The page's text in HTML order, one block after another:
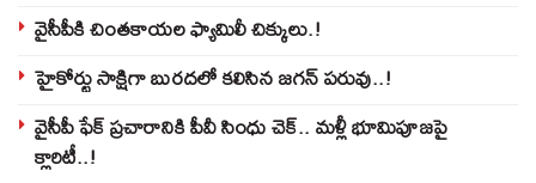
వైసీపీకి చింతకాయల ఫ్యామిలీ చిక్కులు.!
హైకోర్టు సాక్షిగా బురదలో కలిసిన జగన్ పరువు..!
వైసీపీ ఫేక్ ప్రచారానికి పీవీ సింధు చెక్.. మళ్లీ భూమిపూజపై
క్లారిటీ..!